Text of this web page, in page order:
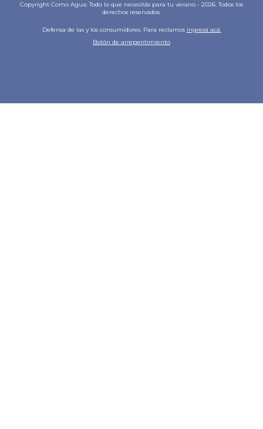
Copyright Como Agua: Todo lo que necesitás para tu verano - 2026. Todos los
derechos reservados.
Defensa de las y los consumidores. Para reclamos ingresá acá.
Botón de arrepentimiento